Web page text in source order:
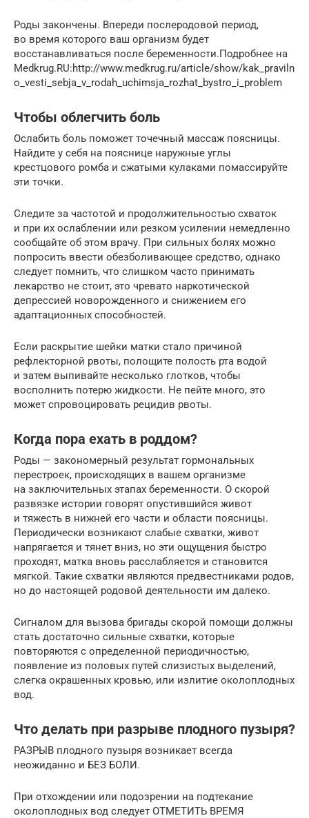
Роды закончены. Впереди послеродовой период,
во время которого ваш организм будет
восстанавливаться после беременности.Подробнее на
Medkrug.RU:http://www.medkrug.ru/article/show/kak_praviln
o_vesti_sebja_v_rodah_uchimsja_rozhat_bystro_i_problem
Чтобы облегчить боль
Ослабить боль поможет точечный массаж поясницы.
Найдите у себя на пояснице наружные углы
крестцового ромба и сжатыми кулаками помассируйте
эти точки.
Следите за частотой и продолжительностью схваток
и при их ослаблении или резком усилении немедленно
сообщайте об этом врачу. При сильных болях можно
попросить ввести обезболивающее средство, однако
следует помнить, что слишком часто принимать
лекарство не стоит, это чревато наркотической
депрессией новорожденного и снижением его
адаптационных способностей.
Если раскрытие шейки матки стало причиной
рефлекторной рвоты, полощите полость рта водой
и затем выпивайте несколько глотков, чтобы
восполнить потерю жидкости. Не пейте много, это
может спровоцировать рецидив рвоты.
Когда пора ехать в роддом?
Роды — закономерный результат гормональных
перестроек, происходящих в вашем организме
на заключительных этапах беременности. О скорой
развязке истории говорят опустившийся живот
и тяжесть в нижней его части и области поясницы.
Периодически возникают слабые схватки, живот
напрягается и тянет вниз, но эти ощущения быстро
проходят, матка вновь расслабляется и становится
мягкой. Такие схватки являются предвестниками родов,
но до настоящей родовой деятельности им далеко.
Сигналом для вызова бригады скорой помощи должны
стать достаточно сильные схватки, которые
повторяются с определенной периодичностью,
появление из половых путей слизистых выделений,
слегка окрашенных кровью, или излитие околоплодных
вод.
Что делать при разрыве плодного пузыря?
РАЗРЫВ плодного пузыря возникает всегда
неожиданно и БЕЗ БОЛИ.
При отхождении или подозрении на подтекание
околоплодных вод следует ОТМЕТИТЬ ВРЕМЯ